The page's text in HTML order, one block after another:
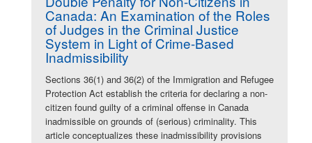
Canada: An Examination of the Roles
of Judges in the Criminal Justice
System in Light of Crime-Based
Inadmissibility
Sections 36(1) and 36(2) of the Immigration and Refugee
Protection Act establish the criteria for declaring a non-
citizen found guilty of a criminal offense in Canada
inadmissible on grounds of (serious) criminality. This
article conceptualizes these inadmissibility provisions